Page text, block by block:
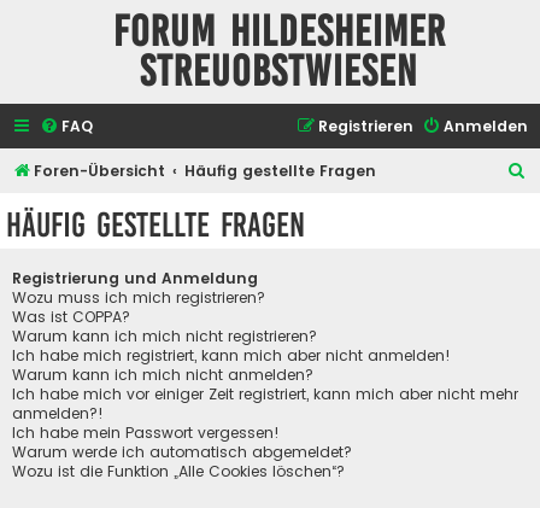
Forum Hildesheimer
Streuobstwiesen
FAQ Anmelden
Registrieren
Foren-Übersicht Häufig gestellte Fragen
Häufig gestellte Fragen
Registrierung und Anmeldung
Wozu muss ich mich registrieren?
Was ist COPPA?
Warum kann ich mich nicht registrieren?
Ich habe mich registriert, kann mich aber nicht anmelden!
Warum kann ich mich nicht anmelden?
Ich habe mich vor einiger Zeit registriert, kann mich aber nicht mehr
anmelden?!
Ich habe mein Passwort vergessen!
Warum werde ich automatisch abgemeldet?
Wozu ist die Funktion „Alle Cookies löschen“?